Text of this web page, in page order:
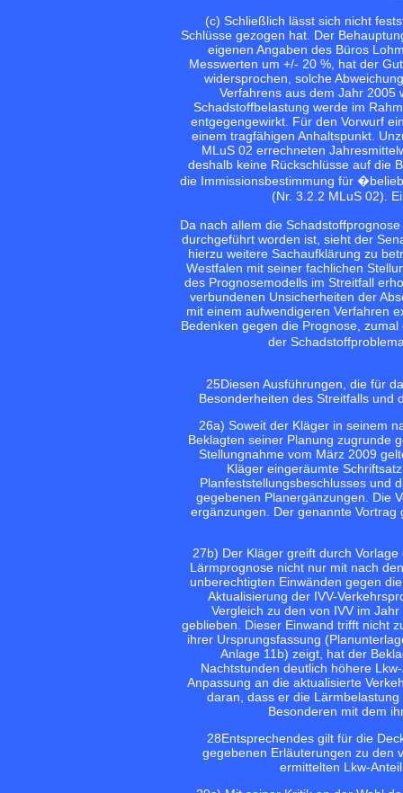
(c) Schließlich lässt sich nicht
Schlüsse gezogen hat. Der
eigenen Angaben des Büros
Messwerten um +/- 20 %, hat der
widersprochen, solche
Verfahrens aus dem Jahr 2005
Schadstoffbelastung werde im
entgegengewirkt. Für den Vorwurf
einem tragfähigen Anhaltspunkt.
MLuS 02 errechneten
deshalb keine Rückschlüsse auf die
die Immissionsbestimmung für
(Nr. 3.2.2 MLuS 02).
Da nach allem die
durchgeführt worden ist, sieht der
hierzu weitere Sachaufklärung zu
Westfalen mit seiner fachlichen
des Prognosemodells im Streitfall
verbundenen Unsicherheiten der
mit einem aufwendigeren Verfahren
Bedenken gegen die Prognose,
der
25Diesen Ausführungen, die für
Besonderheiten des Streitfalls und
26a) Soweit der Kläger in seinem
Beklagten seiner Planung zugrunde
Stellungnahme vom März 2009
Kläger eingeräumte
Planfeststellungsbeschlusses und
gegebenen Planergänzungen. Die
ergänzungen. Der genannte Vortrag
27b) Der Kläger greift durch
Lärmprognose nicht nur mit nach
unberechtigten Einwänden gegen
Aktualisierung der IVV-
Vergleich zu den von IVV im
geblieben. Dieser Einwand trifft nicht
ihrer Ursprungsfassung
Anlage 11b) zeigt, hat der
Nachtstunden deutlich höhere
Anpassung an die aktualisierte
daran, dass er die
Besonderen mit dem
28Entsprechendes gilt für die
gegebenen Erläuterungen zu den
ermittelten Lkw-